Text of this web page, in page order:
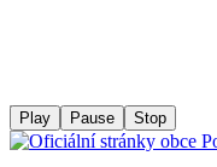
Play Pause Stop